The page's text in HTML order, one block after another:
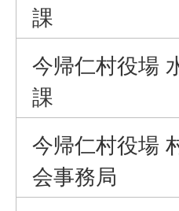
課
今帰仁村役場
課
今帰仁村役場
会事務局